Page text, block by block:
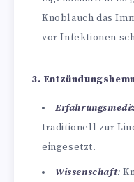
Knoblauch das
vor Infektionen
3.
traditionell zur
eingesetzt.
Wissenschaft: